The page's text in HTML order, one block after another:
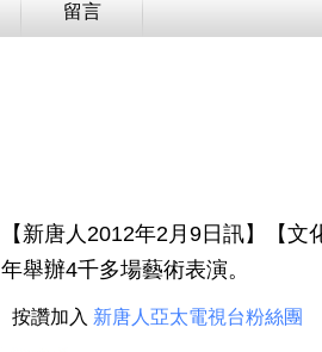
留言
【新唐人2012年2月9日訊】【
年舉辦4千多場藝術表演。
按讚加入 新唐人亞太電視台粉絲團